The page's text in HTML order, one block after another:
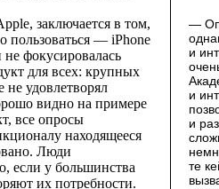
—
и
и
и
те
заключается в том,
пользоваться — iPhone
фокусировалась
для всех: крупных
не удовлетворял
видно на примере
все опросы
находящееся
Люди
если у большинства
их потребности.